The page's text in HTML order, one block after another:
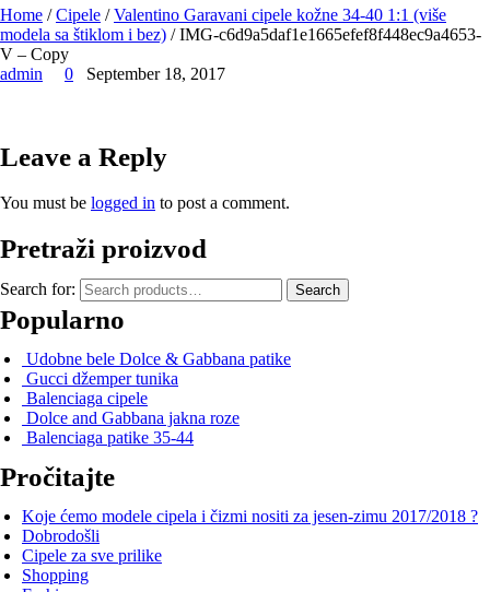
Home /Cipele /Valentino Garavani cipele kožne 34-40 1:1 (više
modela sa štiklom i bez) / IMG-c6d9a5daf1e1665efef8f448ec9a4653-
V – Copy
admin
0 September 18, 2017
Leave a Reply
You must be logged in to post a comment.
Pretraži proizvod
Search for: Search
Popularno
Udobne bele Dolce & Gabbana patike
Gucci džemper tunika
Balenciaga cipele
Dolce and Gabbana jakna roze
Balenciaga patike 35-44
Pročitajte
Koje ćemo modele cipela i čizmi nositi za jesen-zimu 2017/2018 ?
Dobrodošli
Cipele za sve prilike
Shopping